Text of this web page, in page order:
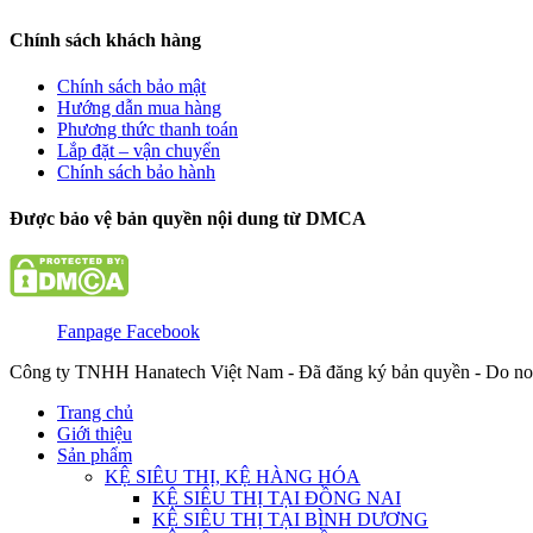
Chính sách khách hàng
Chính sách bảo mật
Hướng dẫn mua hàng
Phương thức thanh toán
Lắp đặt – vận chuyển
Chính sách bảo hành
Được bảo vệ bản quyền nội dung từ DMCA
Fanpage Facebook
Công ty TNHH Hanatech Việt Nam - Đã đăng ký bản quyền - Do
Trang chủ
Giới thiệu
Sản phẩm
KỆ SIÊU THỊ, KỆ HÀNG HÓA
KỆ SIÊU THỊ TẠI ĐỒNG NAI
KỆ SIÊU THỊ TẠI BÌNH DƯƠNG